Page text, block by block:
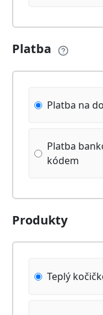
Platba
Platba na
Platba
kódem
Produkty
Teplý